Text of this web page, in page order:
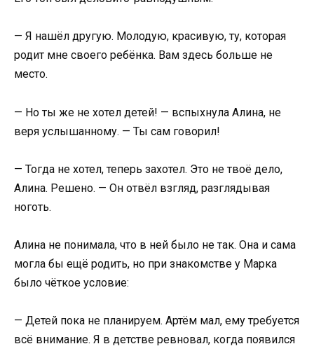
— Я нашёл другую. Молодую, красивую, ту, которая
родит мне своего ребёнка. Вам здесь больше не
место.
— Но ты же не хотел детей! — вспыхнула Алина, не
веря услышанному. — Ты сам говорил!
— Тогда не хотел, теперь захотел. Это не твоё дело,
Алина. Решено. — Он отвёл взгляд, разглядывая
ноготь.
Алина не понимала, что в ней было не так. Она и сама
могла бы ещё родить, но при знакомстве у Марка
было чёткое условие:
— Детей пока не планируем. Артём мал, ему требуется
всё внимание. Я в детстве ревновал, когда появился